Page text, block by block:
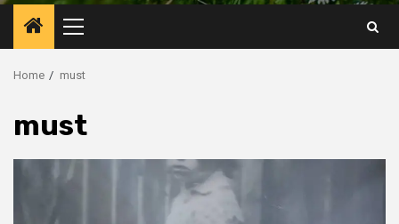
Primary
Menu
Home must
must